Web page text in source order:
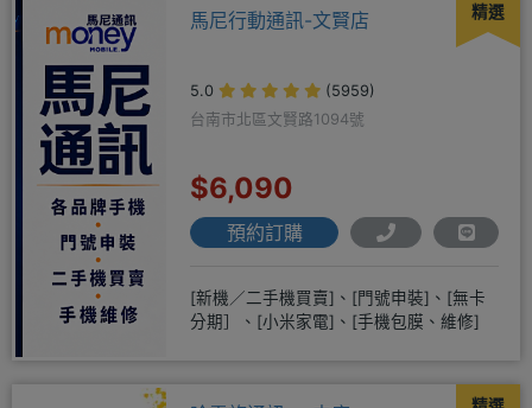
精選
馬尼行動通訊-文賢店
5.0
(5959)
台南市北區文賢路1094號
$6,090
預約訂購
[新機／二手機買賣]、[門號申裝]、[無卡
分期］、[小米家電]、[手機包膜、維修]